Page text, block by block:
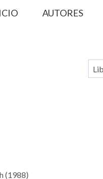
AUTORES
(1988)